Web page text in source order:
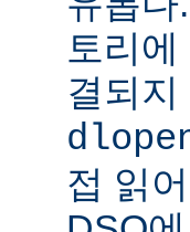
토리
결되
접 읽